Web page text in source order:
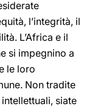
l’integrità, il
L’Africa e il
si impegnino a
le loro
Non tradite
siate